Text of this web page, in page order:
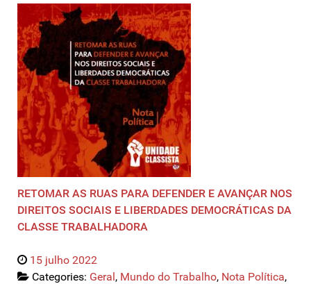
RETOMAR AS RUAS PARA DEFENDER E AVANÇAR NOS
DIREITOS SOCIAIS E LIBERDADES DEMOCRÁTICAS DA
CLASSE TRABALHADORA
15 julho 2022
Categories: Geral, Mundo do Trabalho, Nota Política,